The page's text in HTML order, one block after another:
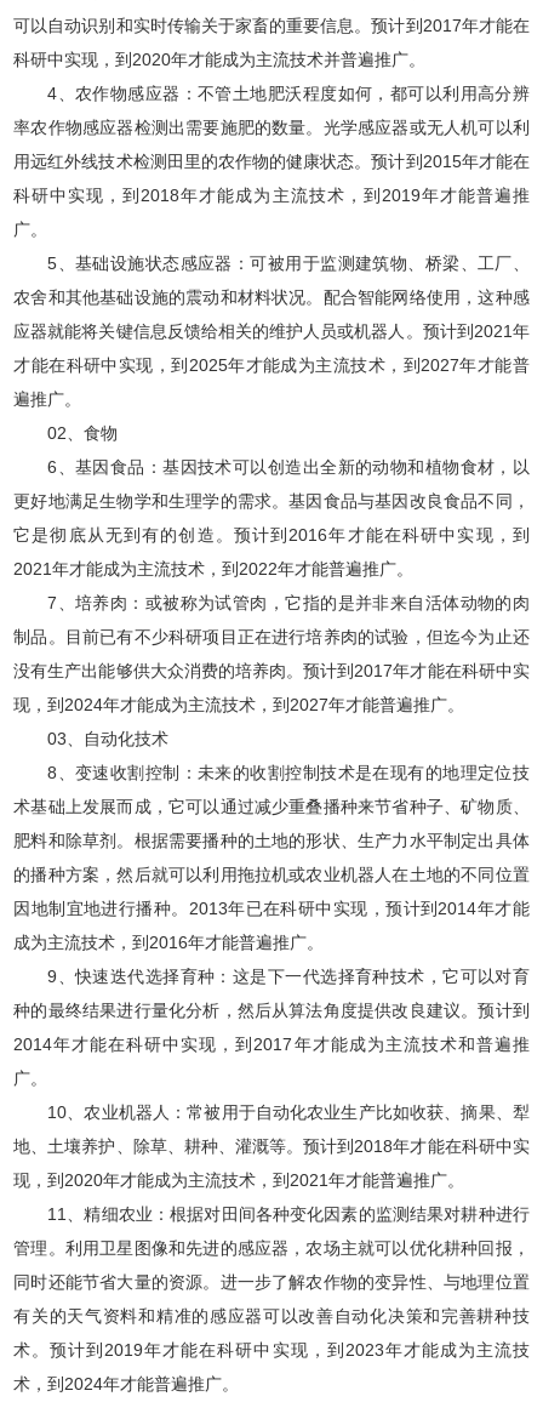
可以自动识别和实时传输关于家畜的重要信息。预计到2017年才能在
科研中实现，到2020年才能成为主流技术并普遍推广。
4、农作物感应器：不管土地肥沃程度如何，都可以利用高分辨
率农作物感应器检测出需要施肥的数量。光学感应器或无人机可以利
用远红外线技术检测田里的农作物的健康状态。预计到2015年才能在
科研中实现，到2018年才能成为主流技术，到2019年才能普遍推
广。
5、基础设施状态感应器：可被用于监测建筑物、桥梁、工厂、
农舍和其他基础设施的震动和材料状况。配合智能网络使用，这种感
应器就能将关键信息反馈给相关的维护人员或机器人。预计到2021年
才能在科研中实现，到2025年才能成为主流技术，到2027年才能普
遍推广。
02、食物
6、基因食品：基因技术可以创造出全新的动物和植物食材，以
更好地满足生物学和生理学的需求。基因食品与基因改良食品不同，
它是彻底从无到有的创造。预计到2016年才能在科研中实现，到
2021年才能成为主流技术，到2022年才能普遍推广。
7、培养肉：或被称为试管肉，它指的是并非来自活体动物的肉
制品。目前已有不少科研项目正在进行培养肉的试验，但迄今为止还
没有生产出能够供大众消费的培养肉。预计到2017年才能在科研中实
现，到2024年才能成为主流技术，到2027年才能普遍推广。
03、自动化技术
8、变速收割控制：未来的收割控制技术是在现有的地理定位技
术基础上发展而成，它可以通过减少重叠播种来节省种子、矿物质、
肥料和除草剂。根据需要播种的土地的形状、生产力水平制定出具体
的播种方案，然后就可以利用拖拉机或农业机器人在土地的不同位置
因地制宜地进行播种。2013年已在科研中实现，预计到2014年才能
成为主流技术，到2016年才能普遍推广。
9、快速迭代选择育种：这是下一代选择育种技术，它可以对育
种的最终结果进行量化分析，然后从算法角度提供改良建议。预计到
2014年才能在科研中实现，到2017年才能成为主流技术和普遍推
广。
10、农业机器人：常被用于自动化农业生产比如收获、摘果、犁
地、土壤养护、除草、耕种、灌溉等。预计到2018年才能在科研中实
现，到2020年才能成为主流技术，到2021年才能普遍推广。
11、精细农业：根据对田间各种变化因素的监测结果对耕种进行
管理。利用卫星图像和先进的感应器，农场主就可以优化耕种回报，
同时还能节省大量的资源。进一步了解农作物的变异性、与地理位置
有关的天气资料和精准的感应器可以改善自动化决策和完善耕种技
术。预计到2019年才能在科研中实现，到2023年才能成为主流技
术，到2024年才能普遍推广。